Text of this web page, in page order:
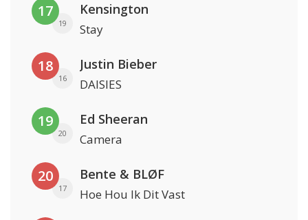
17
19
Kensington
Stay
18
16
Justin Bieber
DAISIES
19
20
Ed Sheeran
Camera
20
17
Bente & BLØF
Hoe Hou Ik Dit Vast